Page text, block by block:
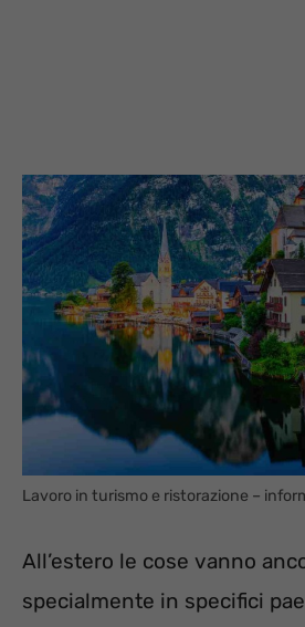
Lavoro in turismo e ristorazione –
All’estero le cose vanno
specialmente in specifici